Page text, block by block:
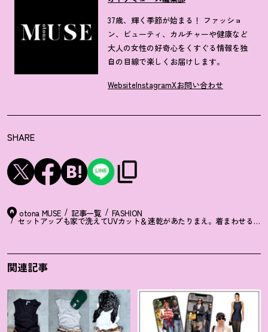
37歳、輝く季節が始まる！ ファッショ
ン、ビューティ、カルチャーや健康など
大人の女性の好奇心をくすぐる情報を独
自の目線で楽しくお届けします。
WebsiteInstagramXお問い合わせ
SHARE
otona MUSE 記事一覧 FASHION
セットアップも家で洗えてUVカット＆速乾があたりまえ。着まわせる黒
関連記事